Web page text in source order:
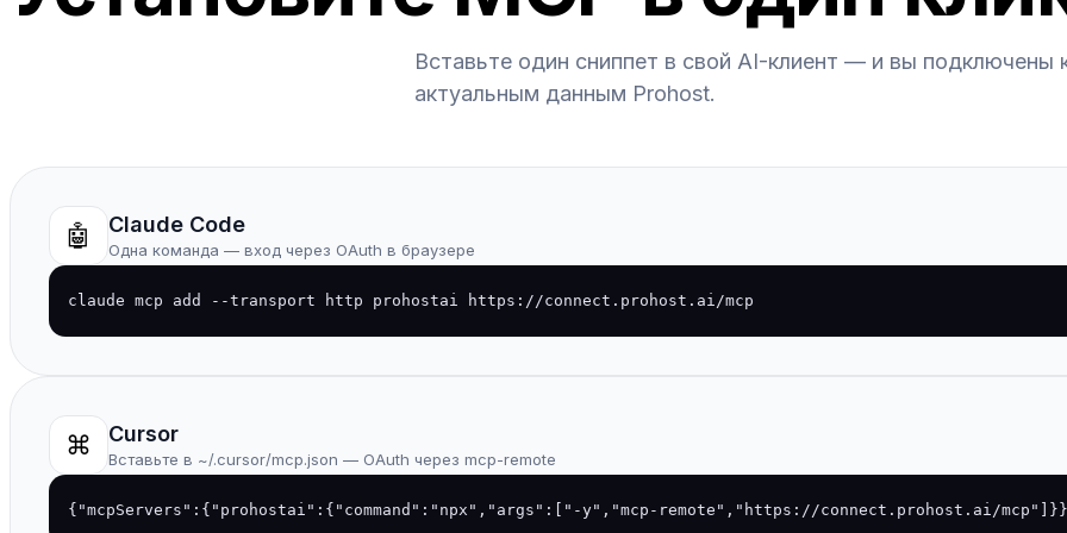
Вставьте один сниппет в свой AI-клиент — и вы подключены
актуальным данным Prohost.
🤖 Claude Code
Одна команда — вход через OAuth в браузере
claude mcp add --transport http prohostai https://connect.prohost.ai/mcp
⌘ Cursor
Вставьте в ~/.cursor/mcp.json — OAuth через mcp-remote
{"mcpServers":{"prohostai":{"command":"npx","args":["-y","mcp-remote","https://connect.prohost.ai/